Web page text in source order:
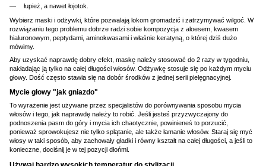
łupież, a nawet łojotok.
Wybierz maski i odżywki, które pozwalają lokom gromadzić i zatrzymywać wilgoć. W
rozwiązaniu tego problemu dobrze radzi sobie kompozycja z aloesem, kwasem
hialuronowym, peptydami, aminokwasami i właśnie keratyną, o której dziś dużo
mówimy.
Aby uzyskać naprawdę dobry efekt, maskę należy stosować do 2 razy w tygodniu,
nakładając ją tylko na całej długości włosów. Odżywkę stosuje się po każdym myciu
głowy. Dość często stawia się na dobór środków z jednej serii pielęgnacyjnej.
Mycie głowy "jak gniazdo"
To wyrażenie jest używane przez specjalistów do porównywania sposobu mycia
włosów i tego, jak naprawdę należy to robić. Jeśli jesteś przyzwyczajony do
podnoszenia pasm do góry i mycia ich chaotycznie, powinieneś to porzucić,
ponieważ sprowokujesz nie tylko splątanie, ale także łamanie włosów. Staraj się myć
włosy w taki sposób, aby zachowały gładki i równy kształt na całej długości, a jeśli to
konieczne, dociśnij je w tej pozycji dłońmi.